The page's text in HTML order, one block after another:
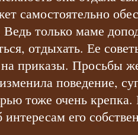
самостоятельно
только маме
отдыхать. Ее
приказы. Просьбы
поведение,
тоже очень
его